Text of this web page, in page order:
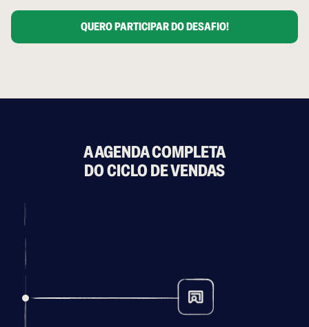
QUERO PARTICIPAR DO DESAFIO!
A AGENDA COMPLETA
DO CICLO DE VENDAS